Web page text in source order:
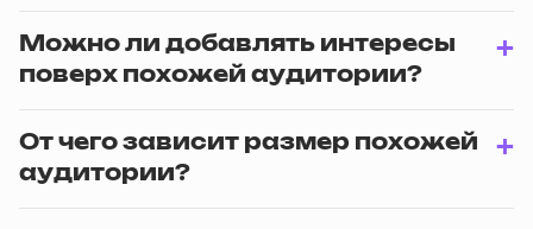
Можно ли добавлять интересы
поверх похожей аудитории?
От чего зависит размер похожей
аудитории?